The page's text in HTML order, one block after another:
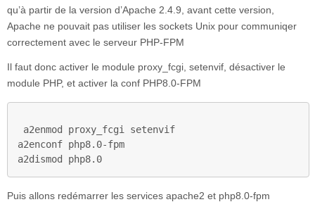
qu’à partir de la version d’Apache 2.4.9, avant cette version,
Apache ne pouvait pas utiliser les sockets Unix pour communiqer
correctement avec le serveur PHP-FPM
Il faut donc activer le module proxy_fcgi, setenvif, désactiver le
module PHP, et activer la conf PHP8.0-FPM
a2enmod proxy_fcgi setenvif
a2enconf php8.0-fpm
a2dismod php8.0
Puis allons redémarrer les services apache2 et php8.0-fpm